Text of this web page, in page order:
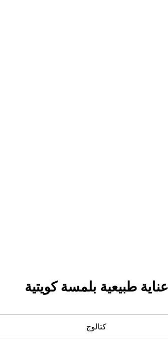
عناية طبيعية بلمسة كويتية
كتالوج